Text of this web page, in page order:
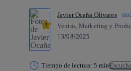
Javier Ocaña Olivares
Ventas, Marketing y
13/08/2025
Tiempo de lectura: 5 min